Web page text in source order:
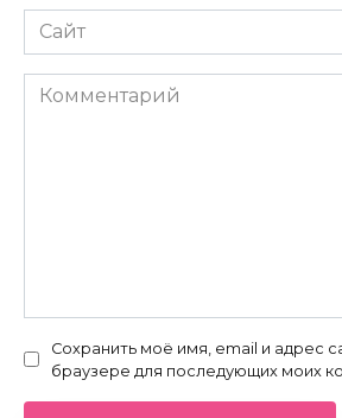
Сайт
Комментарий
Сохранить моё имя, email и адрес
браузере для последующих моих